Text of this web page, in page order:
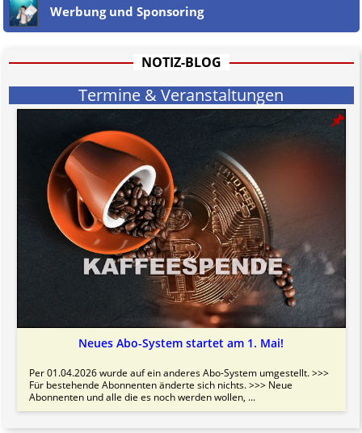
Werbung und Sponsoring
NOTIZ-BLOG
Termine & Veranstaltungen
Neues Abo-System startet am 1. Mai!
Per 01.04.2026 wurde auf ein anderes Abo-System umgestellt. >>>
Für bestehende Abonnenten änderte sich nichts. >>> Neue
Abonnenten und alle die es noch werden wollen, ...